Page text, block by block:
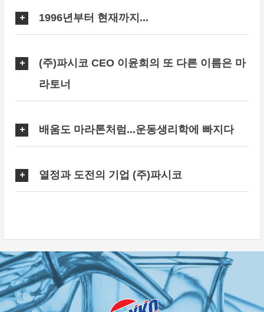
1996년부터 현재까지...
(주)파시코 CEO 이윤희의 또 다른 이름은 마
라토너
배움도 마라톤처럼...운동생리학에 빠지다
열정과 도전의 기업 (주)파시코